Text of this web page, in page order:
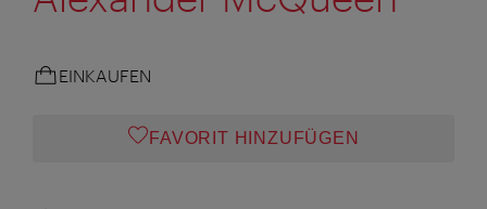
EINKAUFEN
FAVORIT HINZUFÜGEN